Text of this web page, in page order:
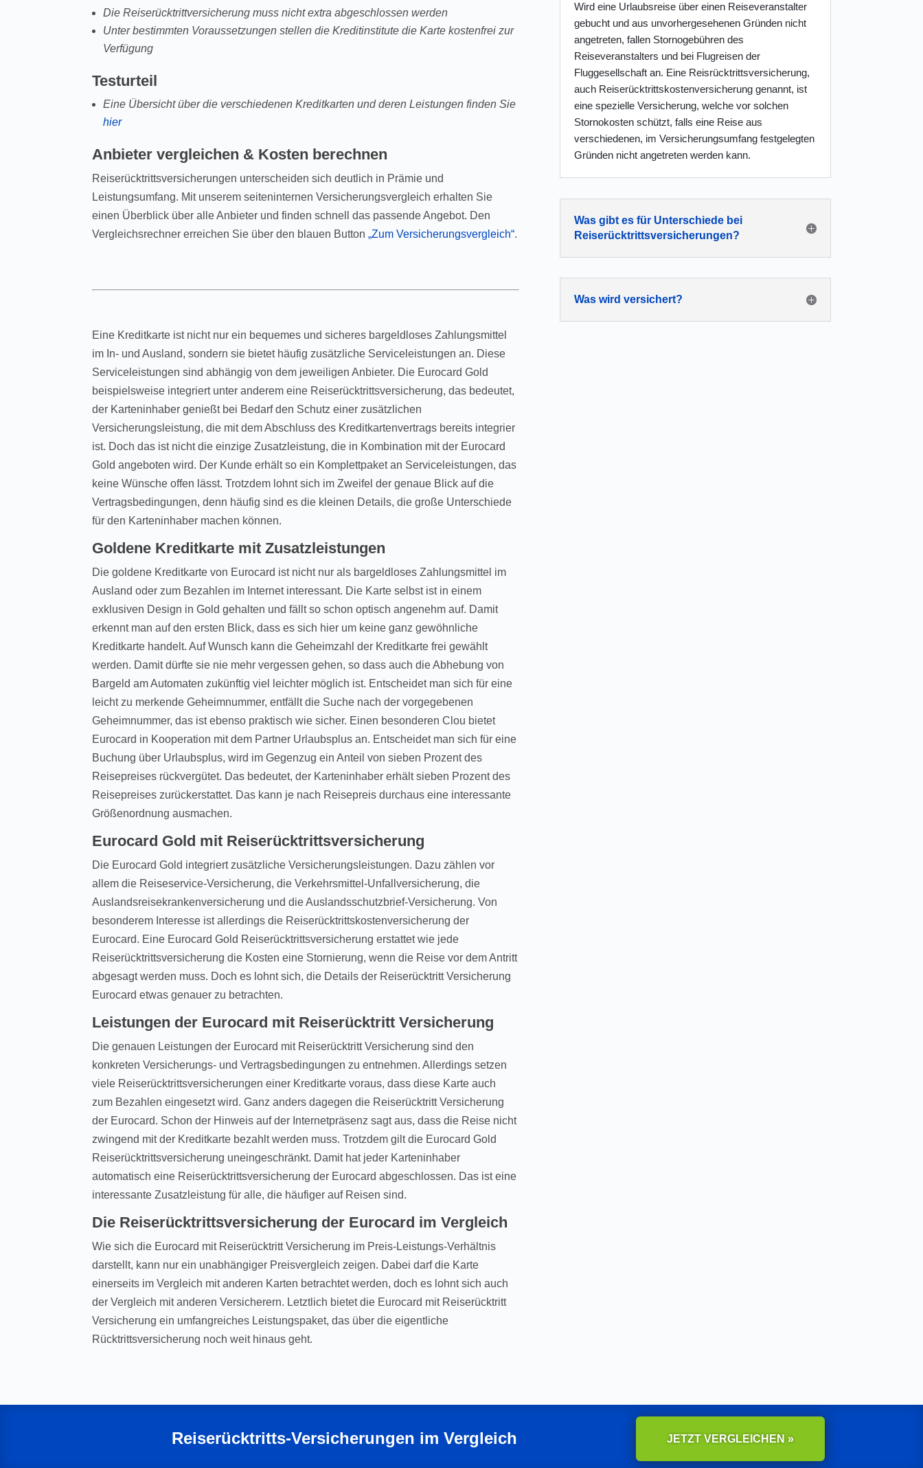
Die Reiserücktrittversicherung muss nicht extra abgeschlossen werden
Unter bestimmten Voraussetzungen stellen die Kreditinstitute die Karte kostenfrei zur
Verfügung
Testurteil
Eine Übersicht über die verschiedenen Kreditkarten und deren Leistungen finden Sie
hier
Anbieter vergleichen & Kosten berechnen
Reiserücktrittsversicherungen unterscheiden sich deutlich in Prämie und
Leistungsumfang. Mit unserem seiteninternen Versicherungsvergleich erhalten Sie
einen Überblick über alle Anbieter und finden schnell das passende Angebot. Den
Vergleichsrechner erreichen Sie über den blauen Button„Zum Versicherungsvergleich“.
Eine Kreditkarte ist nicht nur ein bequemes und sicheres bargeldloses Zahlungsmittel
im In- und Ausland, sondern sie bietet häufig zusätzliche Serviceleistungen an. Diese
Serviceleistungen sind abhängig von dem jeweiligen Anbieter. Die Eurocard Gold
beispielsweise integriert unter anderem eine Reiserücktrittsversicherung, das bedeutet,
der Karteninhaber genießt bei Bedarf den Schutz einer zusätzlichen
Versicherungsleistung, die mit dem Abschluss des Kreditkartenvertrags bereits integrier
ist. Doch das ist nicht die einzige Zusatzleistung, die in Kombination mit der Eurocard
Gold angeboten wird. Der Kunde erhält so ein Komplettpaket an Serviceleistungen, das
keine Wünsche offen lässt. Trotzdem lohnt sich im Zweifel der genaue Blick auf die
Vertragsbedingungen, denn häufig sind es die kleinen Details, die große Unterschiede
für den Karteninhaber machen können.
Goldene Kreditkarte mit Zusatzleistungen
Die goldene Kreditkarte von Eurocard ist nicht nur als bargeldloses Zahlungsmittel im
Ausland oder zum Bezahlen im Internet interessant. Die Karte selbst ist in einem
exklusiven Design in Gold gehalten und fällt so schon optisch angenehm auf. Damit
erkennt man auf den ersten Blick, dass es sich hier um keine ganz gewöhnliche
Kreditkarte handelt. Auf Wunsch kann die Geheimzahl der Kreditkarte frei gewählt
werden. Damit dürfte sie nie mehr vergessen gehen, so dass auch die Abhebung von
Bargeld am Automaten zukünftig viel leichter möglich ist. Entscheidet man sich für eine
leicht zu merkende Geheimnummer, entfällt die Suche nach der vorgegebenen
Geheimnummer, das ist ebenso praktisch wie sicher. Einen besonderen Clou bietet
Eurocard in Kooperation mit dem Partner Urlaubsplus an. Entscheidet man sich für eine
Buchung über Urlaubsplus, wird im Gegenzug ein Anteil von sieben Prozent des
Reisepreises rückvergütet. Das bedeutet, der Karteninhaber erhält sieben Prozent des
Reisepreises zurückerstattet. Das kann je nach Reisepreis durchaus eine interessante
Größenordnung ausmachen.
Eurocard Gold mit Reiserücktrittsversicherung
Die Eurocard Gold integriert zusätzliche Versicherungsleistungen. Dazu zählen vor
allem die Reiseservice-Versicherung, die Verkehrsmittel-Unfallversicherung, die
Auslandsreisekrankenversicherung und die Auslandsschutzbrief-Versicherung. Von
besonderem Interesse ist allerdings die Reiserücktrittskostenversicherung der
Eurocard. Eine Eurocard Gold Reiserücktrittsversicherung erstattet wie jede
Reiserücktrittsversicherung die Kosten eine Stornierung, wenn die Reise vor dem Antritt
abgesagt werden muss. Doch es lohnt sich, die Details der Reiserücktritt Versicherung
Eurocard etwas genauer zu betrachten.
Leistungen der Eurocard mit Reiserücktritt Versicherung
Die genauen Leistungen der Eurocard mit Reiserücktritt Versicherung sind den
konkreten Versicherungs- und Vertragsbedingungen zu entnehmen. Allerdings setzen
viele Reiserücktrittsversicherungen einer Kreditkarte voraus, dass diese Karte auch
zum Bezahlen eingesetzt wird. Ganz anders dagegen die Reiserücktritt Versicherung
der Eurocard. Schon der Hinweis auf der Internetpräsenz sagt aus, dass die Reise nicht
zwingend mit der Kreditkarte bezahlt werden muss. Trotzdem gilt die Eurocard Gold
Reiserücktrittsversicherung uneingeschränkt. Damit hat jeder Karteninhaber
automatisch eine Reiserücktrittsversicherung der Eurocard abgeschlossen. Das ist eine
interessante Zusatzleistung für alle, die häufiger auf Reisen sind.
Die Reiserücktrittsversicherung der Eurocard im Vergleich
Wie sich die Eurocard mit Reiserücktritt Versicherung im Preis-Leistungs-Verhältnis
darstellt, kann nur ein unabhängiger Preisvergleich zeigen. Dabei darf die Karte
einerseits im Vergleich mit anderen Karten betrachtet werden, doch es lohnt sich auch
der Vergleich mit anderen Versicherern. Letztlich bietet die Eurocard mit Reiserücktritt
Versicherung ein umfangreiches Leistungspaket, das über die eigentliche
Rücktrittsversicherung noch weit hinaus geht.
Wird eine Urlaubsreise über einen Reiseveranstalter
gebucht und aus unvorhergesehenen Gründen nicht
angetreten, fallen Stornogebühren des
Reiseveranstalters und bei Flugreisen der
Fluggesellschaft an. Eine Reisrücktrittsversicherung,
auch Reiserücktrittskostenversicherung genannt, ist
eine spezielle Versicherung, welche vor solchen
Stornokosten schützt, falls eine Reise aus
verschiedenen, im Versicherungsumfang festgelegten
Gründen nicht angetreten werden kann.
Was gibt es für Unterschiede bei
Reiserücktrittsversicherungen?
Was wird versichert?
Reiserücktritts-Versicherungen im Vergleich JETZT VERGLEICHEN »